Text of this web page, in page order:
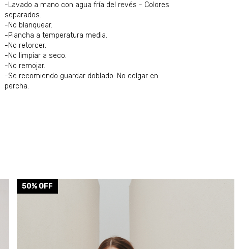
-Lavado a mano con agua fría del revés - Colores
separados.
-No blanquear.
-Plancha a temperatura media.
-No retorcer.
-No limpiar a seco.
-No remojar.
-Se recomiendo guardar doblado. No colgar en
percha.
50% OFF